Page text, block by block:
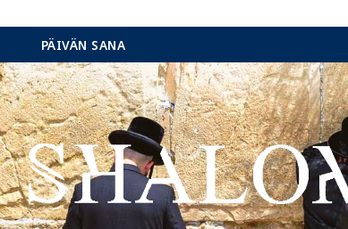
Hyppää
sisältöön
PÄIVÄN SANA